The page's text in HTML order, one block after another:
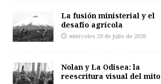
La fusión ministerial y el
desafío agrícola
miércoles 29 de julio de 2026
Nolan y La Odisea: la
reescritura visual del mito